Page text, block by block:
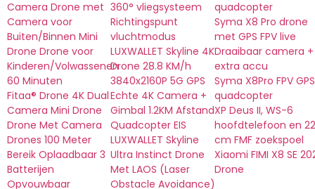
Camera Drone met
Camera voor
Buiten/Binnen Mini
Drone Drone voor
Kinderen/Volwassenen
60 Minuten
Fitaa® Drone 4K Dual
Camera Mini Drone
Drone Met Camera
Drones 100 Meter
Bereik Oplaadbaar 3
Batterijen
Opvouwbaar
360° vliegsysteem
Richtingspunt
vluchtmodus
LUXWALLET Skyline 4K
Drone 28.8 KM/h
3840x2160P 5G GPS
Echte 4K Camera +
Gimbal 1.2KM Afstand
Quadcopter EIS
LUXWALLET Skyline
Ultra Instinct Drone
Met LAOS (Laser
Obstacle Avoidance)
quadcopter
Syma X8 Pro drone
met GPS FPV live
Draaibaar camera +
extra accu
Syma X8Pro FPV GPS
quadcopter
XP Deus II, WS-6
hoofdtelefoon en 22
cm FMF zoekspoel
Xiaomi FIMI X8 SE
Drone